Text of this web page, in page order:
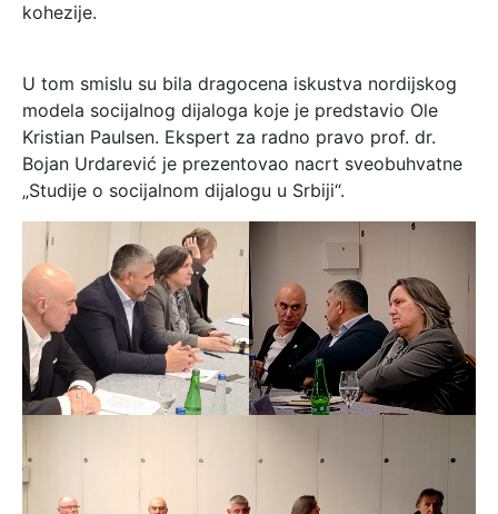
kohezije.
U tom smislu su bila dragocena iskustva nordijskog
modela socijalnog dijaloga koje je predstavio Ole
Kristian Paulsen. Ekspert za radno pravo prof. dr.
Bojan Urdarević je prezentovao nacrt sveobuhvatne
„Studije o socijalnom dijalogu u Srbiji“.